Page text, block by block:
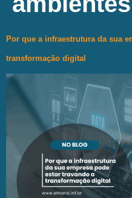
Por que a infraestrutura da sua
transformação digital